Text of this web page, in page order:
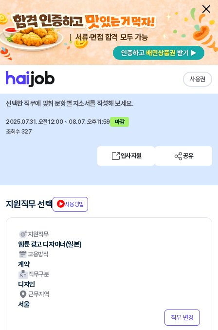
서류·면접 합격 모두 가능
사용권
채용공고 자소서 자유항목 자소서 내 작성목록
에코마케팅 즐겨찾기
웹툰 광고 디자이너(일본) 계약직 채용(재택 가능)
선택한 직무에 맞춰 문항별 자소서를 작성해 보세요.
2025.07.31. 오전12:00 ~ 08.07. 오후11:59
마감
조회수 327
입사지원 공유
지원직무 선택 사용방법
지원직무
웹툰 광고 디자이너(일본)
고용방식
계약
직무구분
디자인
근무지역
서울
직무 변경